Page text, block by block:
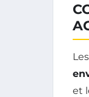
Les
et